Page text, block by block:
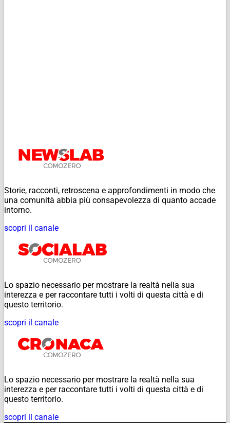
Storie, racconti, retroscena e approfondimenti in modo che
una comunità abbia più consapevolezza di quanto accade
intorno.
scopri il canale
Lo spazio necessario per mostrare la realtà nella sua
interezza e per raccontare tutti i volti di questa città e di
questo territorio.
scopri il canale
Lo spazio necessario per mostrare la realtà nella sua
interezza e per raccontare tutti i volti di questa città e di
questo territorio.
scopri il canale